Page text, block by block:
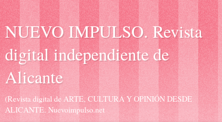
NUEVO IMPULSO. Revista
digital independiente de
Alicante
(Revista digital de ARTE, CULTURA Y OPINIÓN DESDE
ALICANTE. Nuevoimpulso.net